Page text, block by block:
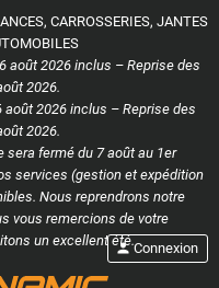
CARROSSERIES, JANTES
août 2026 inclus – Reprise des
2026.
août 2026 inclus – Reprise des
2026.
fermé du 7 août au 1er
services (gestion et expédition
Nous reprendrons notre
vous remercions de votre
un excellent été.
person Connexion